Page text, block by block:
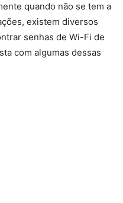
quando não se tem a
existem diversos
senhas de Wi-Fi de
com algumas dessas